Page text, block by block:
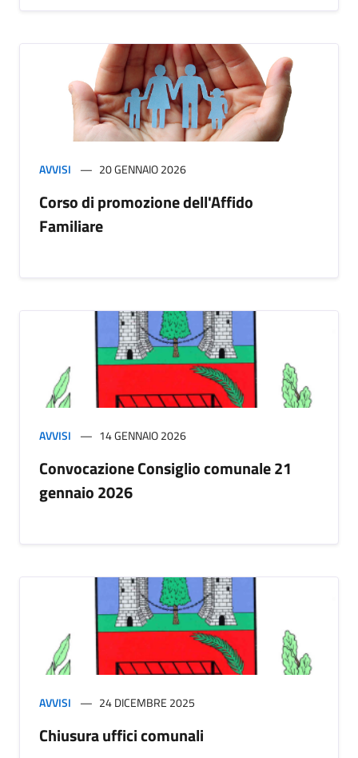
AVVISI 20 GENNAIO 2026
Corso di promozione dell'Affido
Familiare
AVVISI 14 GENNAIO 2026
Convocazione Consiglio comunale 21
gennaio 2026
AVVISI 24 DICEMBRE 2025
Chiusura uffici comunali